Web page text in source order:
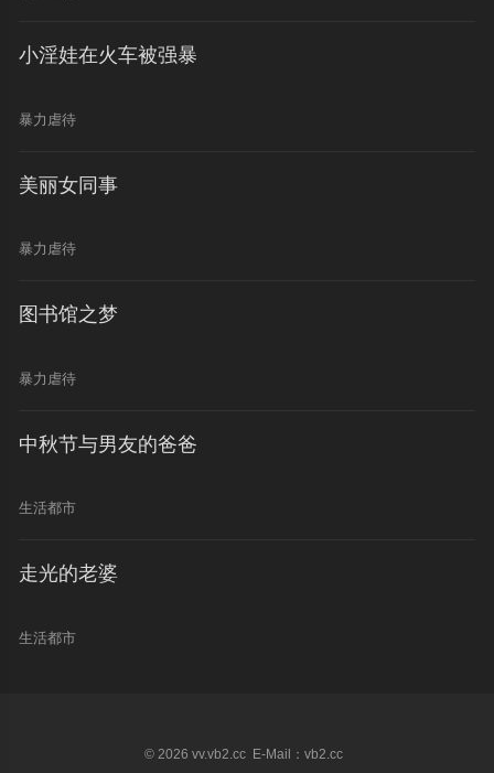
小淫娃在火车被强暴
暴力虐待
美丽女同事
暴力虐待
图书馆之梦
暴力虐待
中秋节与男友的爸爸
生活都市
走光的老婆
生活都市
© 2026 vv.vb2.cc E-Mail：vb2.cc